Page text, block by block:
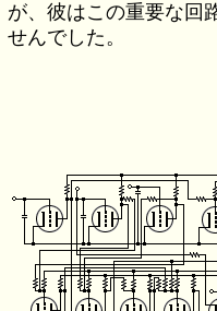
が、彼はこの重要な回
せんでした。